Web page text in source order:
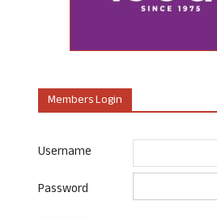
Members Login
Username
Password